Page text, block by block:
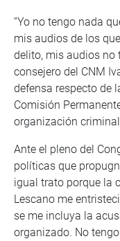
“Yo no tengo nada
mis audios de los
delito, mis audios no
consejero del CNM
defensa respecto de
Comisión
organización
Ante el pleno del
políticas que
igual trato porque la
Lescano me
se me incluya la
organizado. No